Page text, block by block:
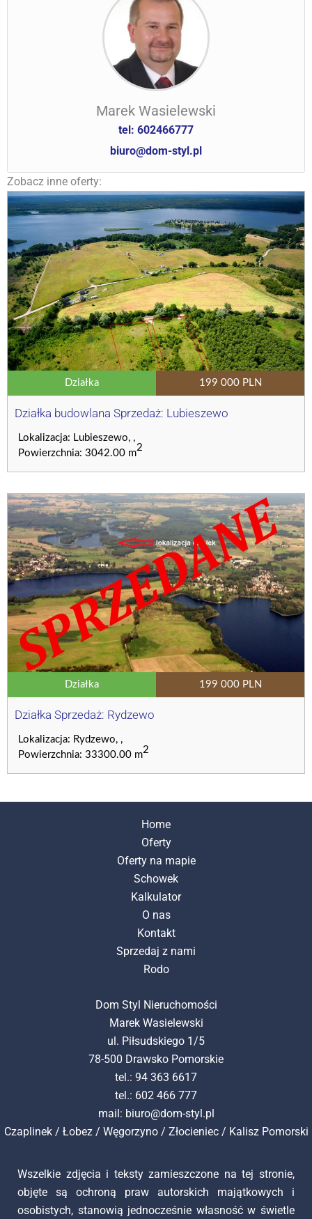
Marek Wasielewski
tel: 602466777
biuro@dom-styl.pl
Zobacz inne oferty:
Działka 199 000 PLN
Działka budowlana Sprzedaż: Lubieszewo
Lokalizacja: Lubieszewo, ,
Powierzchnia: 3042.00 m2
Działka 199 000 PLN
Działka Sprzedaż: Rydzewo
Lokalizacja: Rydzewo, ,
Powierzchnia: 33300.00 m2
Home
Oferty
Oferty na mapie
Schowek
Kalkulator
O nas
Kontakt
Sprzedaj z nami
Rodo
Dom Styl Nieruchomości
Marek Wasielewski
ul. Piłsudskiego 1/5
78-500 Drawsko Pomorskie
tel.: 94 363 6617
tel.: 602 466 777
mail: biuro@dom-styl.pl
Czaplinek/ Łobez/ Węgorzyno/ Złocieniec/ Kalisz Pomorski
Wszelkie zdjęcia i teksty zamieszczone na tej stronie,
objęte są ochroną praw autorskich majątkowych i
osobistych, stanowią jednocześnie własność w świetle